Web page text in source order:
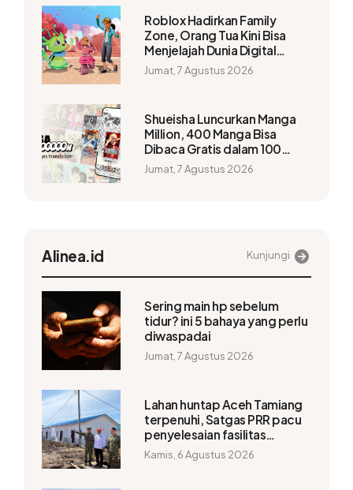
Roblox Hadirkan Family
Zone, Orang Tua Kini Bisa
Menjelajah Dunia Digital
Bersama Anak
Jumat, 7 Agustus 2026
Shueisha Luncurkan Manga
Million, 400 Manga Bisa
Dibaca Gratis dalam 100
Bahasa
Jumat, 7 Agustus 2026
Alinea.id Kunjungi
Sering main hp sebelum
tidur? ini 5 bahaya yang perlu
diwaspadai
Jumat, 7 Agustus 2026
Lahan huntap Aceh Tamiang
terpenuhi, Satgas PRR pacu
penyelesaian fasilitas
pendukung
Kamis, 6 Agustus 2026